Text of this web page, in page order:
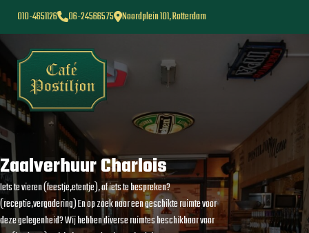
010-4651126 06-24566575 Noordplein 101, Rotterdam
Zaalverhuur Charlois
Iets te vieren (feestje,etentje), of iets te bespreken?
(receptie,vergadering) En op zoek naar een geschikte ruimte voor
deze gelegenheid? Wij hebben diverse ruimtes beschikbaar voor